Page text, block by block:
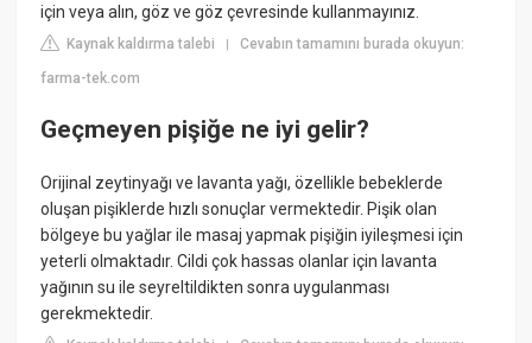
için veya alın, göz ve göz çevresinde kullanmayınız.
Kaynak kaldırma talebi |Cevabın tamamını burada okuyun:
farma-tek.com
Geçmeyen pişiğe ne iyi gelir?
Orijinal zeytinyağı ve lavanta yağı, özellikle bebeklerde
oluşan pişiklerde hızlı sonuçlar vermektedir. Pişik olan
bölgeye bu yağlar ile masaj yapmak pişiğin iyileşmesi için
yeterli olmaktadır. Cildi çok hassas olanlar için lavanta
yağının su ile seyreltildikten sonra uygulanması
gerekmektedir.